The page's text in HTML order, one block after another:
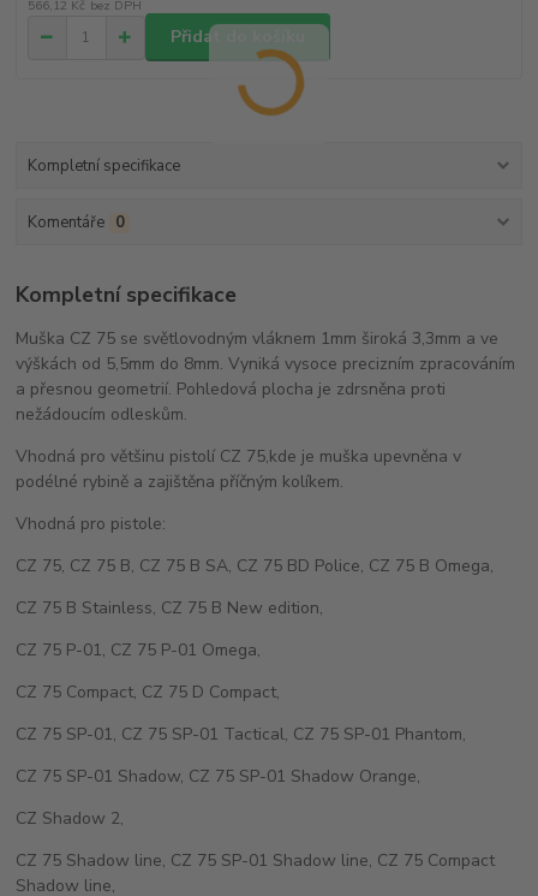
566,12 Kč bez DPH
Přidat do košíku
Kompletní specifikace
Komentáře 0
Kompletní specifikace
Muška CZ 75 se světlovodným vláknem 1mm široká 3,3mm a ve
výškách od 5,5mm do 8mm. Vyniká vysoce precizním zpracováním
a přesnou geometrií. Pohledová plocha je zdrsněna proti
nežádoucím odleskům.
Vhodná pro většinu pistolí CZ 75,kde je muška upevněna v
podélné rybině a zajištěna příčným kolíkem.
Vhodná pro pistole:
CZ 75, CZ 75 B, CZ 75 B SA, CZ 75 BD Police, CZ 75 B Omega,
CZ 75 B Stainless, CZ 75 B New edition,
CZ 75 P-01, CZ 75 P-01 Omega,
CZ 75 Compact, CZ 75 D Compact,
CZ 75 SP-01, CZ 75 SP-01 Tactical, CZ 75 SP-01 Phantom,
CZ 75 SP-01 Shadow, CZ 75 SP-01 Shadow Orange,
CZ Shadow 2,
CZ 75 Shadow line, CZ 75 SP-01 Shadow line, CZ 75 Compact
Shadow line,